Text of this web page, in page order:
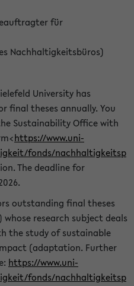
für
Nachhaltigkeitsbüros)
University has
final theses annually. You
Sustainability Office with
https://www.uni-
fonds/nachhaltigkeitsp
The deadline for
outstanding final theses
research subject deals
the study of sustainable
(adaptation. Further
https://www.uni-
fonds/nachhaltigkeitsp